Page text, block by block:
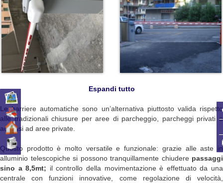
Espandi tutto
Le barriere automatiche sono un’alternativa piuttosto valida rispetto
alle tradizionali chiusure per aree di parcheggio, parcheggi privati o
accessi ad aree private.
Questo prodotto è molto versatile e funzionale: grazie alle aste in
alluminio telescopiche si possono tranquillamente chiudere passaggi
sino a 8,5mt; il controllo della movimentazione è effettuato da una
centrale con funzioni innovative, come regolazione di velocità,